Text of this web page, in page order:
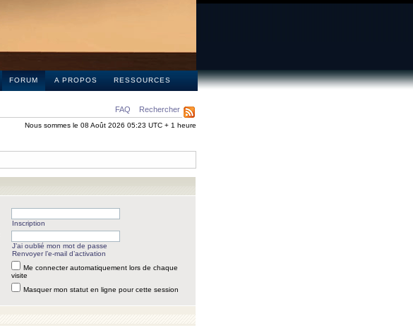
FORUM A PROPOS RESSOURCES
FAQ Rechercher
Nous sommes le 08 Août 2026 05:23 UTC + 1 heure
Inscription
J’ai oublié mon mot de passe
Renvoyer l’e-mail d’activation
Me connecter automatiquement lors de chaque
visite
Masquer mon statut en ligne pour cette session